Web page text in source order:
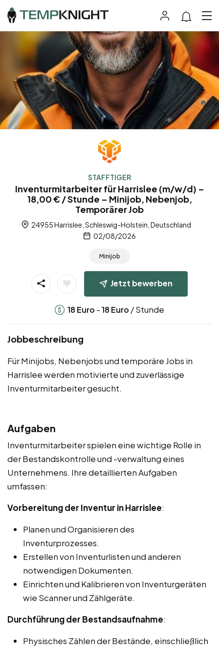
STAFFTIGER
Inventurmitarbeiter für Harrislee (m/w/d) –
18,00 € / Stunde – Minijob, Nebenjob,
Temporärer Job
24955 Harrislee, Schleswig-Holstein, Deutschland
02/08/2026
Minijob
Jetzt bewerben
18 Euro -18 Euro / Stunde
Jobbeschreibung
Für Minijobs, Nebenjobs und temporäre Jobs in
Harrislee werden motivierte und zuverlässige
Inventurmitarbeiter gesucht.
Aufgaben
Inventurmitarbeiter spielen eine wichtige Rolle in
der Bestandskontrolle und -verwaltung eines
Unternehmens. Ihre detaillierten Aufgaben
umfassen:
Vorbereitung der Inventur in Harrislee:
Planen und Organisieren des
Inventurprozesses.
Erstellen von Inventurlisten und anderen
notwendigen Dokumenten.
Einrichten und Kalibrieren von Inventurgeräten
wie Scanner und Zählgeräte.
Durchführung der Bestandsaufnahme:
Physisches Zählen der Bestände, einschließlich